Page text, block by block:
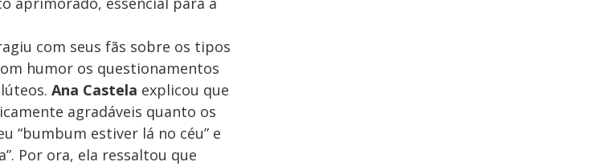
com seus fãs sobre os tipos
humor os questionamentos
Ana Castela explicou que
agradáveis quanto os
“bumbum estiver lá no céu” e
Por ora, ela ressaltou que